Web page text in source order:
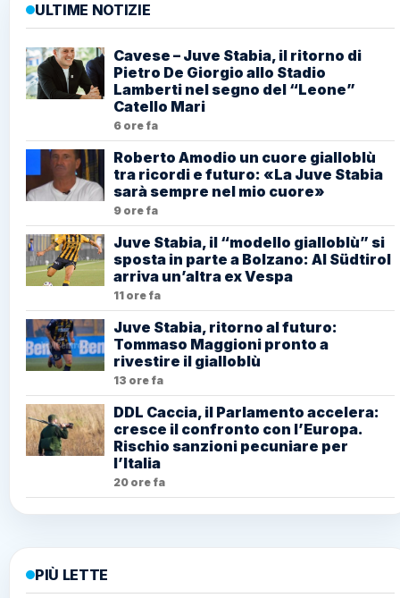
ULTIME NOTIZIE
Cavese – Juve Stabia, il ritorno di
Pietro De Giorgio allo Stadio
Lamberti nel segno del “Leone”
Catello Mari
6 ore fa
Roberto Amodio un cuore gialloblù
tra ricordi e futuro: «La Juve Stabia
sarà sempre nel mio cuore»
9 ore fa
Juve Stabia, il “modello gialloblù” si
sposta in parte a Bolzano: Al Südtirol
arriva un’altra ex Vespa
11 ore fa
Juve Stabia, ritorno al futuro:
Tommaso Maggioni pronto a
rivestire il gialloblù
13 ore fa
DDL Caccia, il Parlamento accelera:
cresce il confronto con l’Europa.
Rischio sanzioni pecuniare per
l’Italia
20 ore fa
PIÙ LETTE